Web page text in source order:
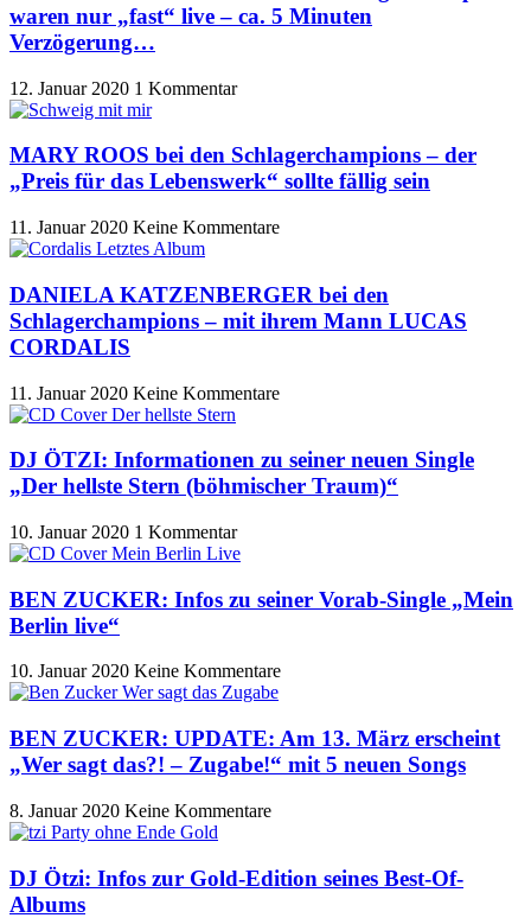
waren nur „fast“ live – ca. 5 Minuten
Verzögerung…
12. Januar 2020 1 Kommentar
MARY ROOS bei den Schlagerchampions – der
„Preis für das Lebenswerk“ sollte fällig sein
11. Januar 2020 Keine Kommentare
DANIELA KATZENBERGER bei den
Schlagerchampions – mit ihrem Mann LUCAS
CORDALIS
11. Januar 2020 Keine Kommentare
DJ ÖTZI: Informationen zu seiner neuen Single
„Der hellste Stern (böhmischer Traum)“
10. Januar 2020 1 Kommentar
BEN ZUCKER: Infos zu seiner Vorab-Single „Mein
Berlin live“
10. Januar 2020 Keine Kommentare
BEN ZUCKER: UPDATE: Am 13. März erscheint
„Wer sagt das?! – Zugabe!“ mit 5 neuen Songs
8. Januar 2020 Keine Kommentare
DJ Ötzi: Infos zur Gold-Edition seines Best-Of-
Albums